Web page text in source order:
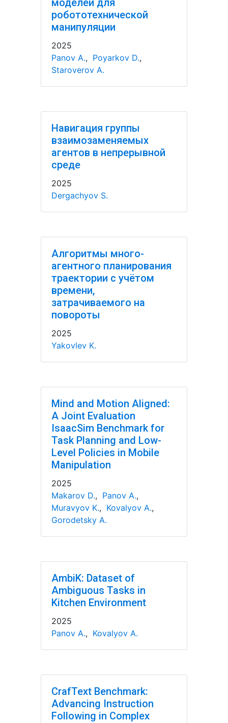
моделей для
робототехнической
манипуляции
2025
Panov A., Poyarkov D.,
Staroverov A.
Навигация группы
взаимозаменяемых
агентов в непрерывной
среде
2025
Dergachyov S.
Алгоритмы много-
агентного планирования
траектории с учётом
времени,
затрачиваемого на
повороты
2025
Yakovlev K.
Mind and Motion Aligned:
A Joint Evaluation
IsaacSim Benchmark for
Task Planning and Low-
Level Policies in Mobile
Manipulation
2025
Makarov D., Panov A.,
Muravyov K., Kovalyov A.,
Gorodetsky A.
AmbiK: Dataset of
Ambiguous Tasks in
Kitchen Environment
2025
Panov A., Kovalyov A.
CrafText Benchmark:
Advancing Instruction
Following in Complex